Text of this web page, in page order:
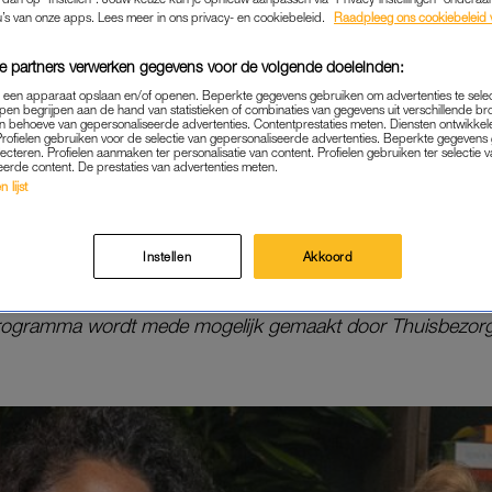
Verzamelen’ komen topsporters bij elkaar om terug te
carrières. Ondertussen beantwoorden zij scherpe
zijn, valsspelen, kleedkamergrappen en hun favoriete
met de antwoorden van Naomi van As, Anouk
Plak en Nicolien Sauerbreij.
wordt mede mogelijk gemaakt door
van onze apps. Lees meer in ons privacy- en cookiebeleid.
Raadpleeg ons cookiebeleid
partners verwerken gegevens voor de volgende doeleinden:
een apparaat opslaan en/of openen. Beperkte gegevens gebruiken om advertenties te
begrijpen aan de hand van statistieken of combinaties van gegevens uit verschillende
behoeve van gepersonaliseerde advertenties. Contentprestaties meten. Diensten
gebruiken voor de selectie van gepersonaliseerde advertenties. Beperkte
Profielen aanmaken ter personalisatie van content. Profielen gebruiken ter selectie
content. De prestaties van advertenties meten.
lijst
Instellen Akkoord